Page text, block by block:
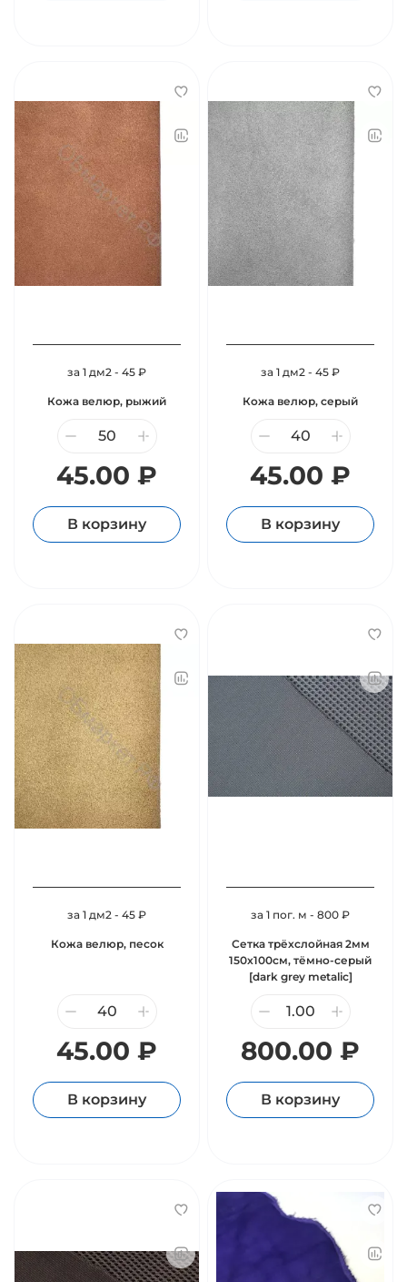
за 1 дм2 - 45 ₽
Кожа велюр, рыжий
45.00 ₽
В корзину
за 1 дм2 - 45 ₽
Кожа велюр, серый
45.00 ₽
В корзину
за 1 дм2 - 45 ₽
Кожа велюр, песок
45.00 ₽
В корзину
за 1 пог. м - 800 ₽
Сетка трёхслойная 2мм
150х100см, тёмно-серый
[dark grey metalic]
800.00 ₽
В корзину